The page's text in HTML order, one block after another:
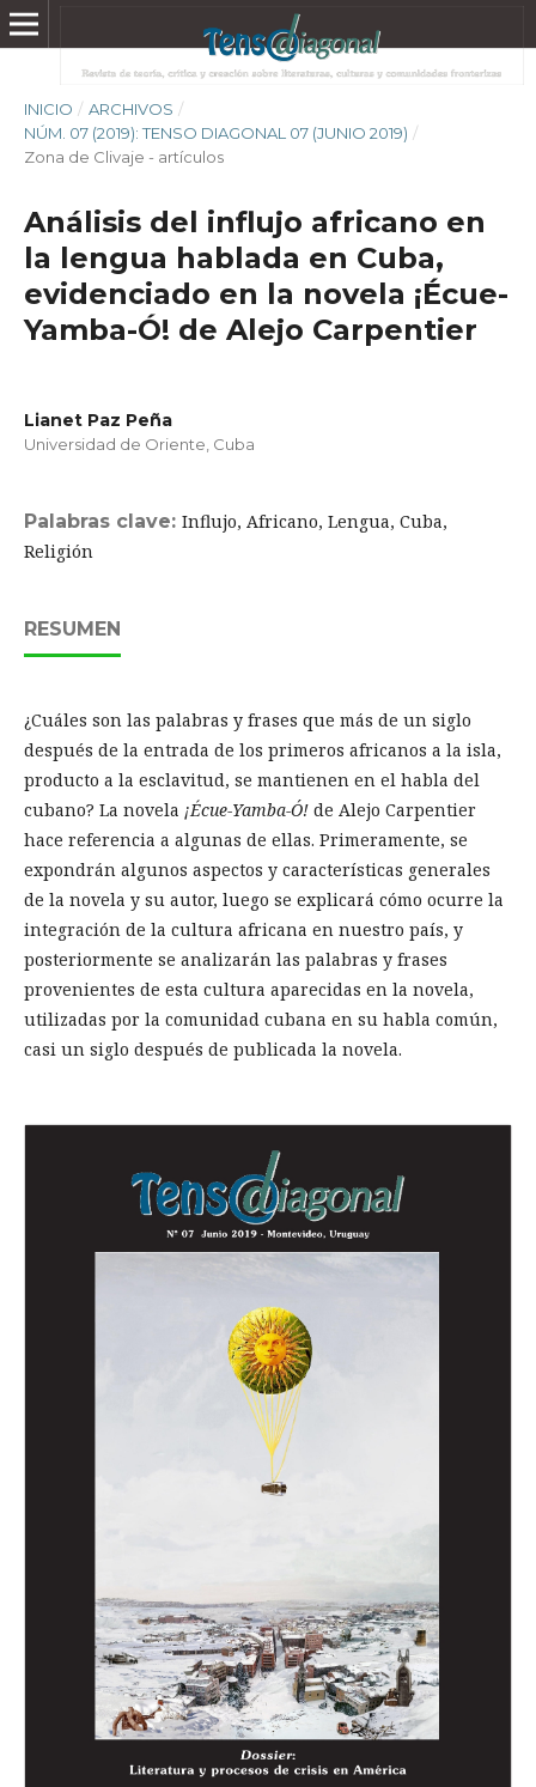
INICIO / ARCHIVOS /
NÚM. 07 (2019): TENSO DIAGONAL 07 (JUNIO 2019) /
Zona de Clivaje - artículos
Análisis del influjo africano en
la lengua hablada en Cuba,
evidenciado en la novela ¡Écue-
Yamba-Ó! de Alejo Carpentier
Lianet Paz Peña
Universidad de Oriente, Cuba
Palabras clave: Influjo, Africano, Lengua, Cuba,
Religión
RESUMEN
¿Cuáles son las palabras y frases que más de un siglo
después de la entrada de los primeros africanos a la isla,
producto a la esclavitud, se mantienen en el habla del
cubano? La novela ¡Écue-Yamba-Ó! de Alejo Carpentier
hace referencia a algunas de ellas. Primeramente, se
expondrán algunos aspectos y características generales
de la novela y su autor, luego se explicará cómo ocurre la
integración de la cultura africana en nuestro país, y
posteriormente se analizarán las palabras y frases
provenientes de esta cultura aparecidas en la novela,
utilizadas por la comunidad cubana en su habla común,
casi un siglo después de publicada la novela.